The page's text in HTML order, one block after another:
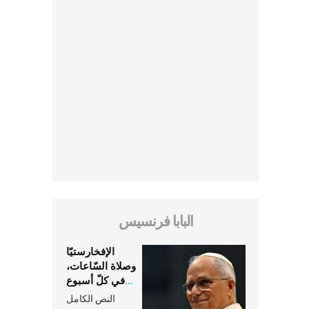
البابا فرنسيس
الإفخارستيّا
وصلاة السّاعات،
في كلّ أسبوع
وكلّ يوم، هما
النص الكامل